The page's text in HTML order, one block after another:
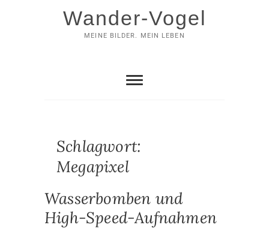
Wander-Vogel
MEINE BILDER. MEIN LEBEN
Schlagwort:
Megapixel
Wasserbomben und
High-Speed-Aufnahmen